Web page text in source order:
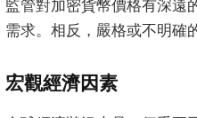
監管對加密貨幣價格有深遠
需求。相反，嚴格或不明確
宏觀經濟因素